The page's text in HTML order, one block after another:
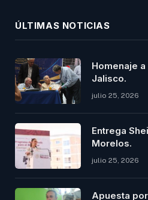
ÚLTIMAS NOTICIAS
Homenaje
Jalisco.
julio 25, 2026
Entrega
Morelos.
julio 25, 2026
Apuesta